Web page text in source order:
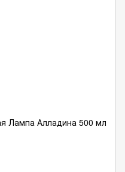
Лампа Алладина 500 мл